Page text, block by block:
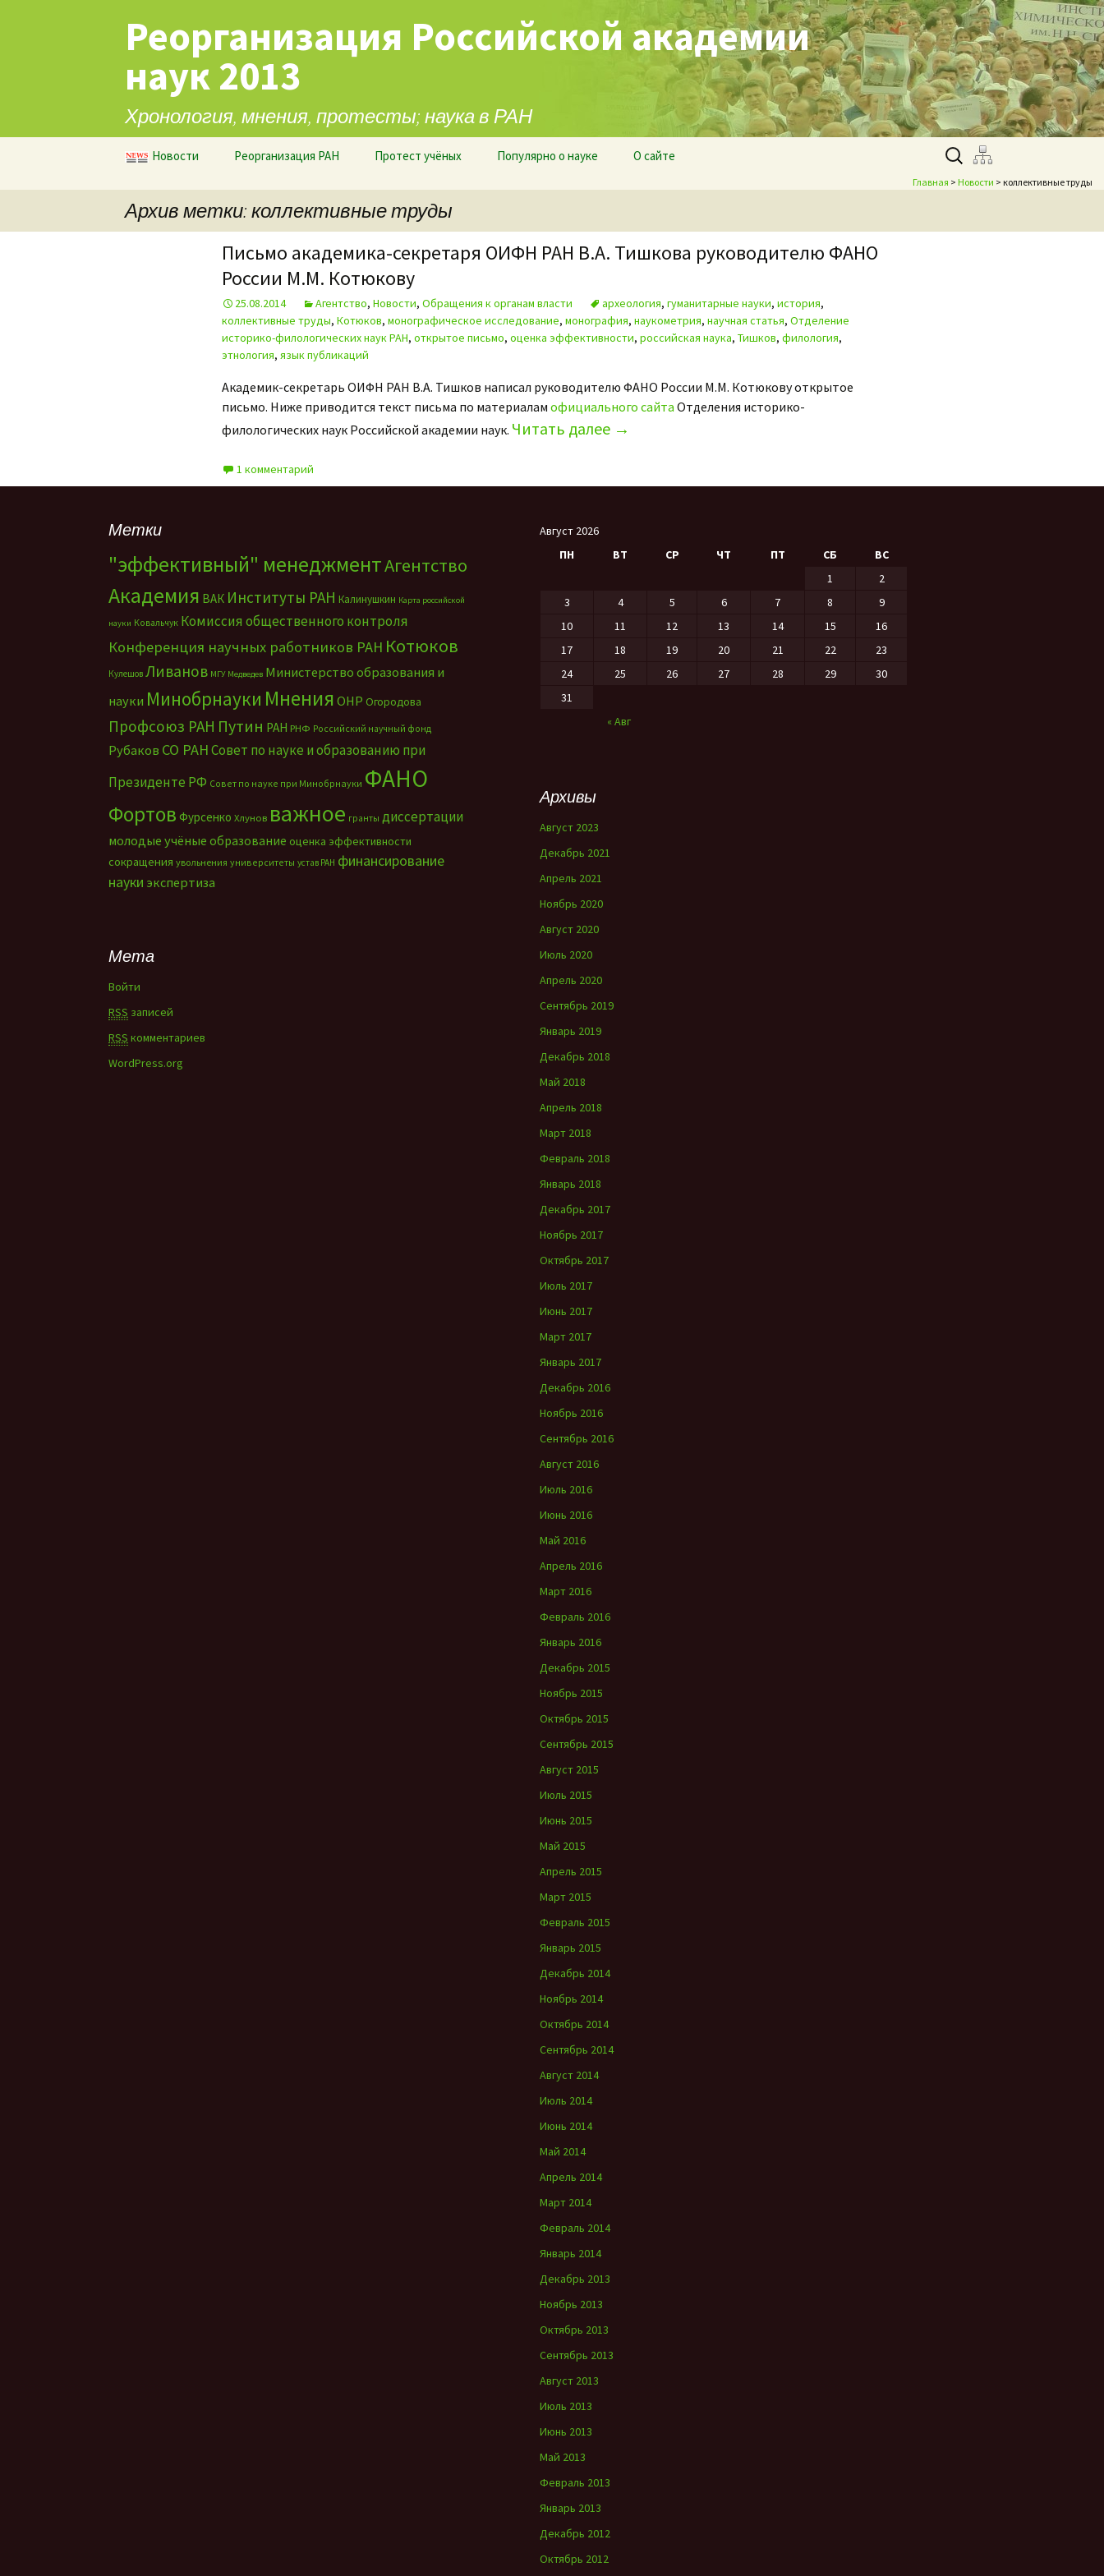
Реорганизация Российской академии
наук 2013
Хронология, мнения, протесты; наука в РАН
Перейти к содержимому
Новости Реорганизация РАН Протест учёных Популярно о науке О сайте Найти:
Главная > Новости > коллективные труды
Архив метки: коллективные труды
Письмо академика-секретаря ОИФН РАН В.А. Тишкова руководителю ФАНО
России М.М. Котюкову
25.08.2014 Агентство, Новости, Обращения к органам власти археология, гуманитарные науки, история,
коллективные труды, Котюков, монографическое исследование, монография, наукометрия, научная статья, Отделение
историко-филологических наук РАН, открытое письмо, оценка эффективности, российская наука, Тишков, филология,
этнология, язык публикаций
Академик-секретарь ОИФН РАН В.А. Тишков написал руководителю ФАНО России М.М. Котюкову открытое
письмо. Ниже приводится текст письма по материалам официального сайта Отделения историко-
филологических наук Российской академии наук. Читать далее →
1 комментарий
Метки
"эффективный" менеджментАгентство
Академия ВАК Институты РАН Калинушкин Карта российской
науки Ковальчук Комиссия общественного контроля
Конференция научных работников РАН Котюков
Кулешов Ливанов МГУ Медведев Министерство образования и
науки Минобрнауки Мнения ОНР Огородова
Профсоюз РАН Путин РАН РНФ Российский научный фонд
Рубаков СО РАНСовет по науке и образованию при
Президенте РФ Совет по науке при Минобрнауки ФАНО
Фортов Фурсенко Хлунов важное гранты диссертации
молодые учёные образование оценка эффективности
сокращения увольнения университеты устав РАН финансирование
науки экспертиза
Август 2026
ПН
ВТ СР ЧТ ПТ СБ ВС
« Авг
1
2
3
4 5 6 7 8
9
10
11 12 13 14 15
16
17
18 19 20 21 22
23
24
25 26 27 28 29
30
31
Архивы
Август 2023
Декабрь 2021
Апрель 2021
Ноябрь 2020
Август 2020
Июль 2020
Апрель 2020
Сентябрь 2019
Январь 2019
Декабрь 2018
Май 2018
Апрель 2018
Март 2018
Февраль 2018
Январь 2018
Декабрь 2017
Ноябрь 2017
Октябрь 2017
Июль 2017
Июнь 2017
Март 2017
Январь 2017
Декабрь 2016
Ноябрь 2016
Сентябрь 2016
Август 2016
Июль 2016
Июнь 2016
Май 2016
Апрель 2016
Март 2016
Февраль 2016
Январь 2016
Декабрь 2015
Ноябрь 2015
Октябрь 2015
Сентябрь 2015
Август 2015
Июль 2015
Июнь 2015
Май 2015
Апрель 2015
Март 2015
Февраль 2015
Январь 2015
Декабрь 2014
Ноябрь 2014
Октябрь 2014
Сентябрь 2014
Август 2014
Июль 2014
Июнь 2014
Май 2014
Апрель 2014
Март 2014
Февраль 2014
Январь 2014
Декабрь 2013
Ноябрь 2013
Октябрь 2013
Сентябрь 2013
Август 2013
Июль 2013
Июнь 2013
Май 2013
Февраль 2013
Январь 2013
Декабрь 2012
Октябрь 2012
Мета
Войти
RSS записей
RSS комментариев
WordPress.org